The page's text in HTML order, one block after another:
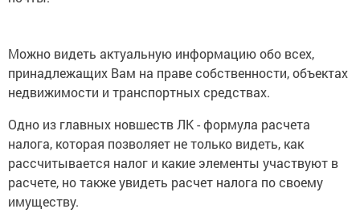
Можно видеть актуальную информацию обо всех,
принадлежащих Вам на праве собственности, объектах
недвижимости и транспортных средствах.
Одно из главных новшеств ЛК - формула расчета
налога, которая позволяет не только видеть, как
рассчитывается налог и какие элементы участвуют в
расчете, но также увидеть расчет налога по своему
имуществу.